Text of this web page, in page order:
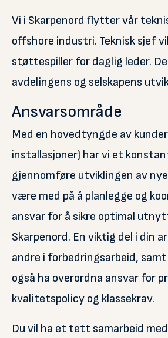
Vi i Skarpenord flytter vår
offshore industri. Teknisk sjef
støttespiller for daglig leder.
avdelingens og selskapens
Ansvarsområde
Med en hovedtyngde av
installasjoner) har vi et
gjennomføre utviklingen av
være med på å planlegge og
ansvar for å sikre optimal
Skarpenord. En viktig del i din
andre i forbedringsarbeid,
også ha overordna ansvar for
kvalitetspolicy og klassekrav.
Du vil ha et tett samarbeid